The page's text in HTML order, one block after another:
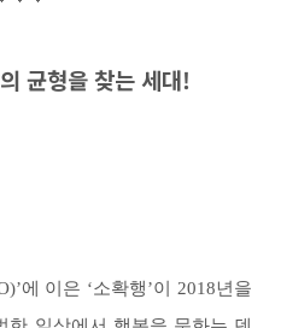
균형을 찾는 세대!
에 이은 ‘소확행’이 2018년을